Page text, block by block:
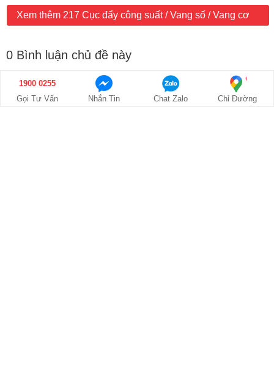
Xem thêm 217 Cục đẩy công suất / Vang số / Vang cơ
0 Bình luận chủ đề này
1900 0255
Gọi Tư Vấn
Nhắn Tin Chat Zalo Chỉ Đường